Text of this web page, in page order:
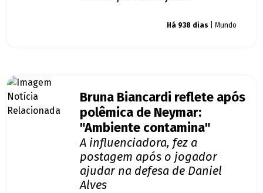
Há 938 dias | Mundo
Bruna Biancardi reflete após
polêmica de Neymar:
"Ambiente contamina"
A influenciadora, fez a
postagem após o jogador
ajudar na defesa de Daniel
Alves